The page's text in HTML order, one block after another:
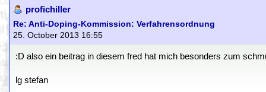
profichiller
Re: Anti-Doping-Kommission: Verfahrensordnung
25. October 2013 16:55
:D also ein beitrag in diesem fred hat mich besonders zum
lg stefan